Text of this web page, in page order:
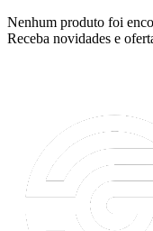
Nenhum produto foi
Receba novidades e